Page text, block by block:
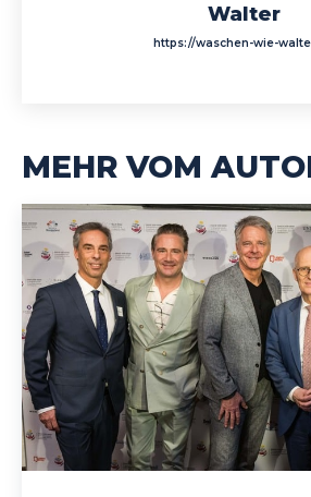
Walter
https://waschen-wie-
MEHR VOM